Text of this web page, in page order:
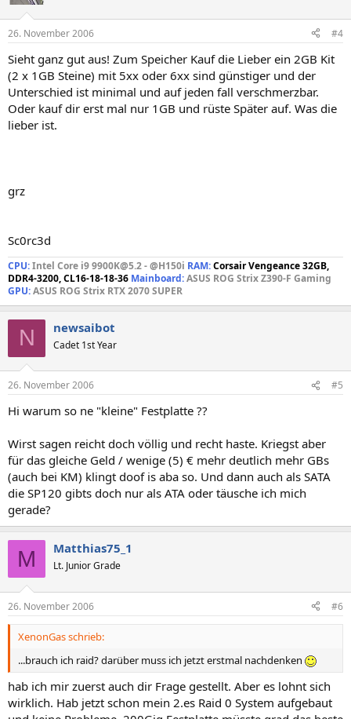
26. November 2006 #4
Sieht ganz gut aus! Zum Speicher Kauf die Lieber ein 2GB Kit
(2 x 1GB Steine) mit 5xx oder 6xx sind günstiger und der
Unterschied ist minimal und auf jeden fall verschmerzbar.
Oder kauf dir erst mal nur 1GB und rüste Später auf. Was die
lieber ist.
grz
Sc0rc3d
CPU:Intel Core i9 9900K@5.2 - @H150i RAM:Corsair Vengeance 32GB,
DDR4-3200, CL16-18-18-36 Mainboard:ASUS ROG Strix Z390-F Gaming
GPU:ASUS ROG Strix RTX 2070 SUPER
N newsaibot
Cadet 1st Year
26. November 2006 #5
Hi warum so ne "kleine" Festplatte ??
Wirst sagen reicht doch völlig und recht haste. Kriegst aber
für das gleiche Geld / wenige (5) € mehr deutlich mehr GBs
(auch bei KM) klingt doof is aba so. Und dann auch als SATA
die SP120 gibts doch nur als ATA oder täusche ich mich
gerade?
M Matthias75_1
Lt. Junior Grade
26. November 2006 #6
XenonGas schrieb:
...brauch ich raid? darüber muss ich jetzt erstmal nachdenken
hab ich mir zuerst auch dir Frage gestellt. Aber es lohnt sich
wirklich. Hab jetzt schon mein 2.es Raid 0 System aufgebaut